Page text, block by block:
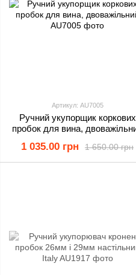
Артикул: AU7005
Ручний укупорщик коркових
пробок для вина,
1 650.00 грн
1 035.00 грн